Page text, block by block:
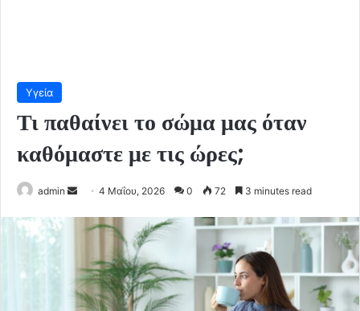
Υγεία
Τι παθαίνει το σώμα μας όταν
καθόμαστε με τις ώρες;
admin
Send
email
4 Μαΐου, 2026 0 72 3 minutes read